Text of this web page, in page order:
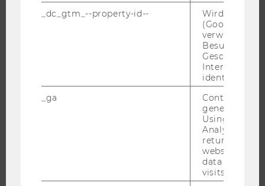
ORGANISATION DER FORSCHUNG
_dc_gtm_--property-id--
Wird von
(Google Tag
verwendet,
Besucher
Geschlecht
Interessen zu
identifizieren.
_ga
Contains a
generated
Using this
Analytics can
returning
website and
data from
visits.